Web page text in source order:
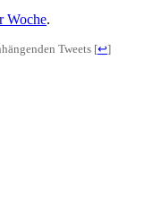
Woche.
Tweets [↩]